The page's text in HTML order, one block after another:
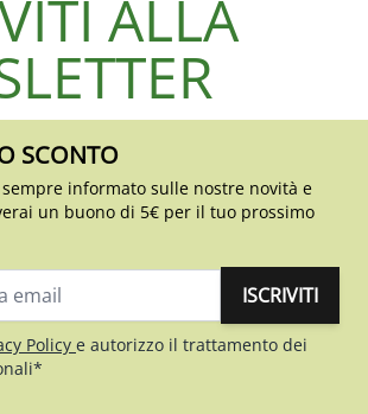
ALLA
SCONTO
informato sulle nostre novità e
un buono di 5€ per il tuo prossimo
ISCRIVITI
Policy e autorizzo il trattamento dei